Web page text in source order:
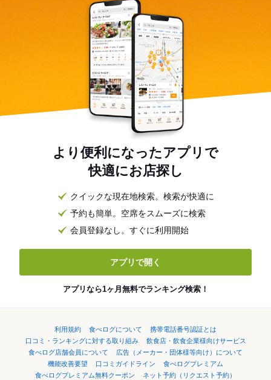
より便利になったアプリで
快適にお店探し
クイックな現在地検索。検索が快適に
予約も簡単。空席をスムーズに検索
会員登録なし。すぐに利用開始
アプリで開く
アプリなら1ヶ月無料でランキング検索！
利用規約 食べログについて
携帯電話番号認証とは
口コミ・ランキングに対する取り組み
飲食店・飲食企業様向けサービス
食べログ店舗会員について
広告（メーカー・団体様等向け）について
機能改善要望
口コミガイドライン
食べログプレミアム
食べログプレミアム無料クーポン
ネット予約（リクエスト予約）